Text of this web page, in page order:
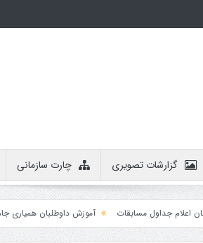
گزارشات تصویری چارت سازمانی
مسابقات آموزش داوطلبان همیاری جام پارس